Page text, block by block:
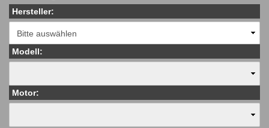
Hersteller:
Modell:
Motor: